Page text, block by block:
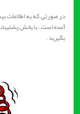
در صورتی که به اطلاعات
آمده است ، با بخش
بگیرید .